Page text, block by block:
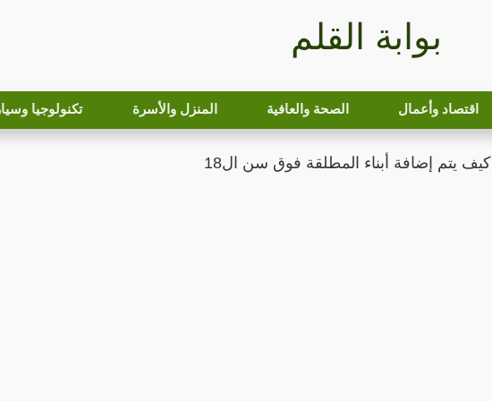
بوابة القلم
اقتصاد وأعمال الصحة والعافية المنزل والأسرة تكنولوجيا
كيف يتم إضافة أبناء المطلقة فوق سن ال18